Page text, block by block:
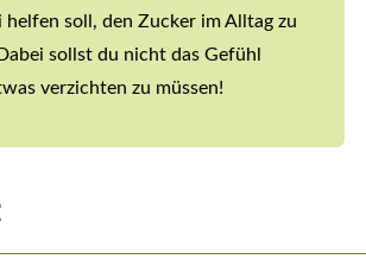
helfen soll, den Zucker im Alltag zu
sollst du nicht das Gefühl
verzichten zu müssen!